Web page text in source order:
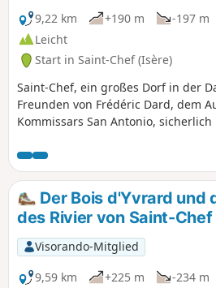
Westen. Der Balkonweg oberhalb
der Abstieg zum Dorf Saint-Chef
Ausblicke.Abgesehen vom Start und
Abschnitte) verläuft diese Route
unbefestigten Wegen. Im oberen
Hochspannungsleitung einen nicht
Nachteil dar, aber die Route hält
9,22 km
+190 m -197 m
Leicht
Start in Saint-Chef (Isère)
Saint-Chef, ein großes Dorf in der
Freunden von Frédéric Dard, dem
Kommissars San Antonio,
und auf halber Strecke das
Cornu entdecken.
Der Bois d'Yvrard und
des Rivier von Saint-Chef
Visorando-Mitglied
9,59 km
+225 m -234 m